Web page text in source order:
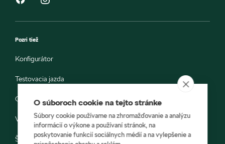
Pozri tiež
Konfigurátor
Testovacia jazda
Objednávka do servisu
Vozidlá ihneď k odberu
Škoda E-shop
O súboroch cookie na tejto stránke
Súbory cookie používame na zhromažďovanie a analýzu
informácií o výkone a používaní stránok, na
poskytovanie funkcií sociálnych médií a na vylepšenie a